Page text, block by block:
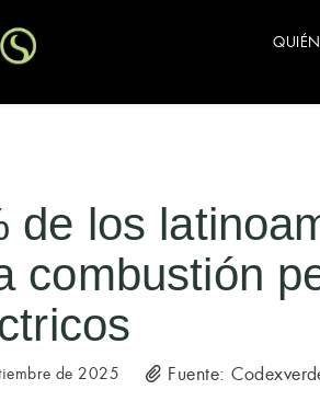
de los
combustión
de 2025 Fuente: